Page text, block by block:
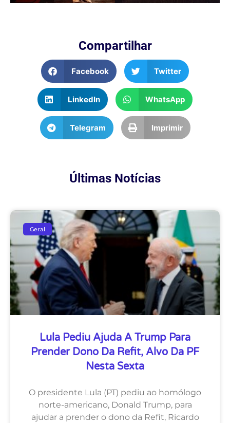
Compartilhar
Facebook Twitter
LinkedIn WhatsApp
Telegram Imprimir
Últimas Notícias
Geral
Lula Pediu Ajuda A Trump Para
Prender Dono Da Refit, Alvo Da PF
Nesta Sexta
O presidente Lula (PT) pediu ao homólogo
norte-americano, Donald Trump, para
ajudar a prender o dono da Refit, Ricardo